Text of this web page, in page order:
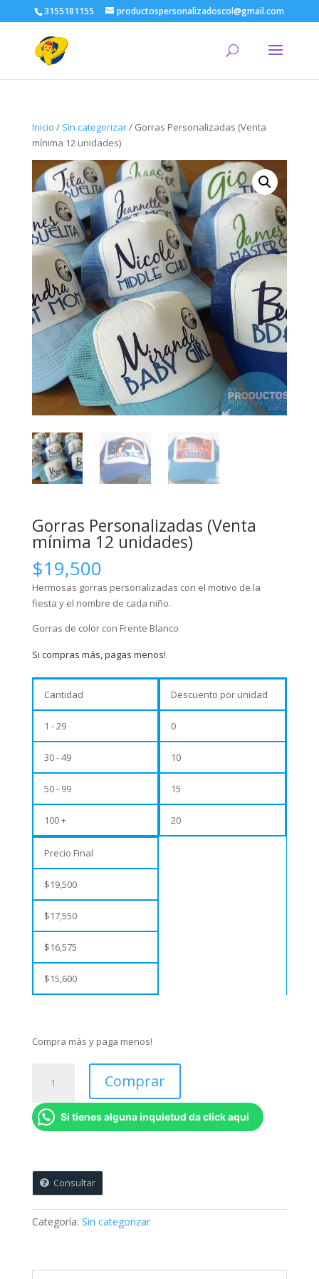
3155181155 productospersonalizadoscol@gmail.com
Inicio / Sin categorizar/ Gorras Personalizadas (Venta
mínima 12 unidades)
Gorras Personalizadas (Venta
mínima 12 unidades)
$19,500
Hermosas gorras personalizadas con el motivo de la
fiesta y el nombre de cada niño.
Gorras de color con Frente Blanco
Si compras más, pagas menos!
Cantidad
1 - 29
30 - 49
50 - 99
100 +
Descuento por unidad
0
10
15
20
Precio Final
$19,500
$17,550
$16,575
$15,600
Compra más y paga menos!
Personalizadas
(Venta
mínima
12
Comprar
Si tienes alguna inquietud da click aqui
Consultar
Categoría: Sin categorizar